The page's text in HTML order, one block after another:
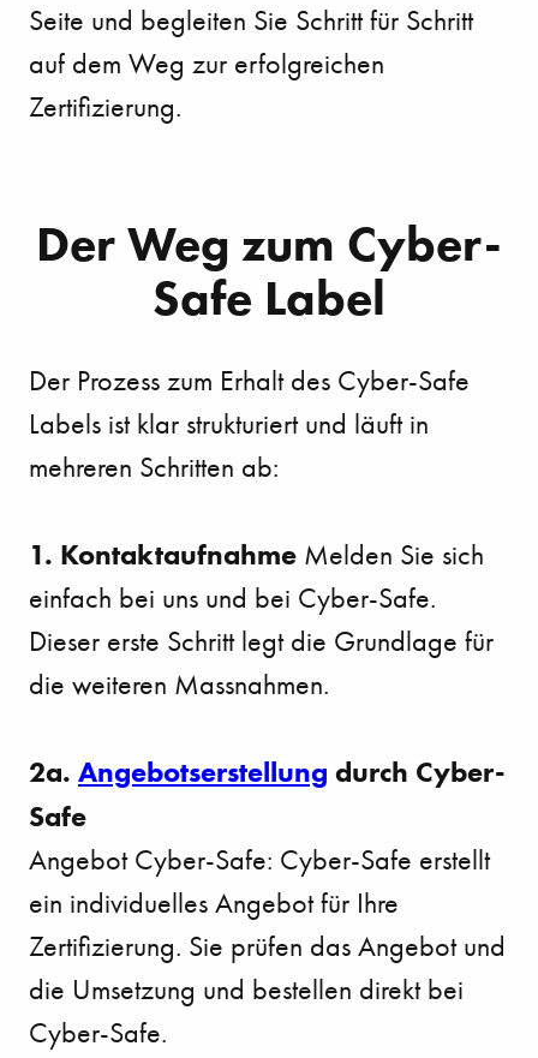
Seite und begleiten Sie Schritt für Schritt
auf dem Weg zur erfolgreichen
Zertifizierung.
Der Weg zum Cyber-
Safe Label
Der Prozess zum Erhalt des Cyber-Safe
Labels ist klar strukturiert und läuft in
mehreren Schritten ab:
1. Kontaktaufnahme Melden Sie sich
einfach bei uns und bei Cyber-Safe.
Dieser erste Schritt legt die Grundlage für
die weiteren Massnahmen.
2a. Angebotserstellung durch Cyber-
Safe
Angebot Cyber-Safe: Cyber-Safe erstellt
ein individuelles Angebot für Ihre
Zertifizierung. Sie prüfen das Angebot und
die Umsetzung und bestellen direkt bei
Cyber-Safe.